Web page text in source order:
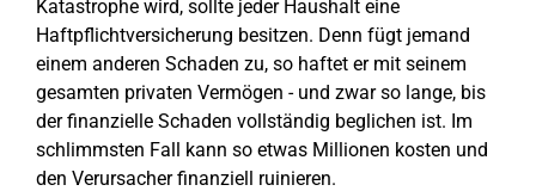
Katastrophe wird, sollte jeder Haushalt eine
Haftpflichtversicherung besitzen. Denn fügt jemand
einem anderen Schaden zu, so haftet er mit seinem
gesamten privaten Vermögen - und zwar so lange, bis
der finanzielle Schaden vollständig beglichen ist. Im
schlimmsten Fall kann so etwas Millionen kosten und
den Verursacher finanziell ruinieren.